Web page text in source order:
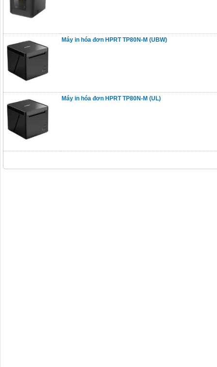
Máy in hóa đơn HPRT TP80N-M (UBW)
Máy in hóa đơn HPRT TP80N-M (UL)